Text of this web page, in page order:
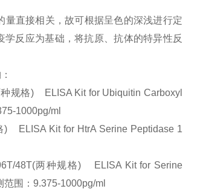
直接相关，故可根据呈色的深浅进行定
反应为基础，将抗原、抗体的特异性反
规格) ELISA Kit for Ubiquitin Carboxyl
1000pg/ml
ELISA Kit for HtrA Serine Peptidase 1
48T(两种规格) ELISA Kit for Serine
范围：9.375-1000pg/ml